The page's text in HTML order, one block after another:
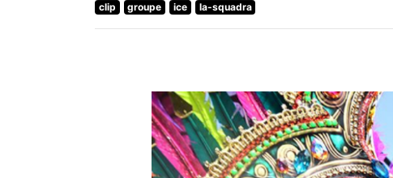
clip groupe ice la-squadra